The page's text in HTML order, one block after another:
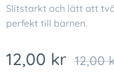
Slitstarkt och lätt att
perfekt till barnen.
12,00 kr 12,00